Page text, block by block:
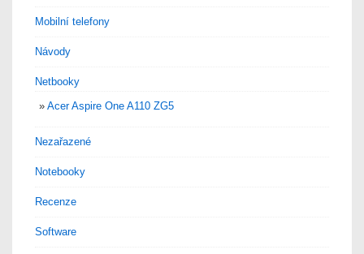
Mobilní telefony
Návody
Netbooky
Acer Aspire One A110 ZG5
Nezařazené
Notebooky
Recenze
Software